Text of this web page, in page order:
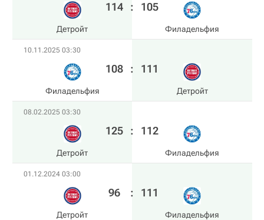
Детройт
114 : 105
Филадельфия
10.11.2025 03:30
Филадельфия
108 : 111
Детройт
08.02.2025 03:30
Детройт
125 : 112
Филадельфия
01.12.2024 03:00
Детройт
96 : 111
Филадельфия